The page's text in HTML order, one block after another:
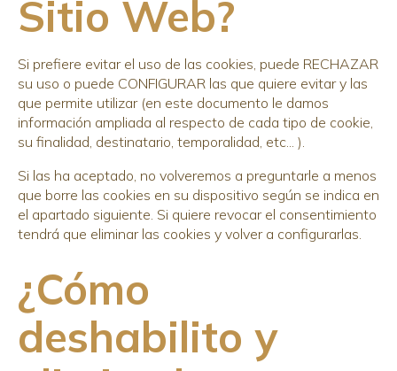
Sitio Web?
Si prefiere evitar el uso de las cookies, puede RECHAZAR
su uso o puede CONFIGURAR las que quiere evitar y las
que permite utilizar (en este documento le damos
información ampliada al respecto de cada tipo de cookie,
su finalidad, destinatario, temporalidad, etc... ).
Si las ha aceptado, no volveremos a preguntarle a menos
que borre las cookies en su dispositivo según se indica en
el apartado siguiente. Si quiere revocar el consentimiento
tendrá que eliminar las cookies y volver a configurarlas.
¿Cómo
deshabilito y